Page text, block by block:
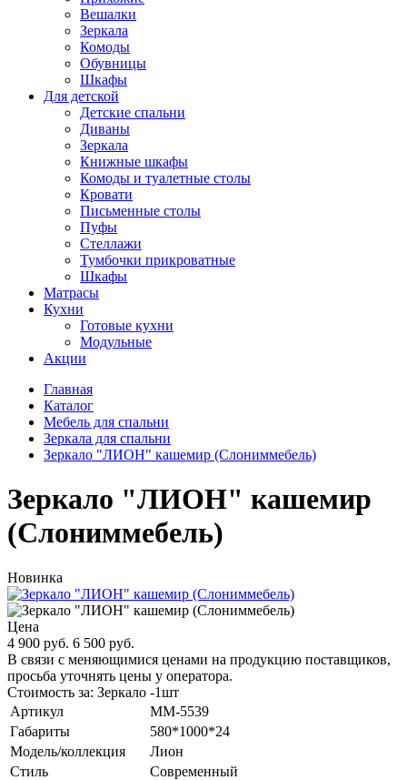
Вешалки
Зеркала
Комоды
Обувницы
Шкафы
Для детской
Детские спальни
Диваны
Зеркала
Книжные шкафы
Комоды и туалетные столы
Кровати
Письменные столы
Пуфы
Стеллажи
Тумбочки прикроватные
Шкафы
Матрасы
Кухни
Готовые кухни
Модульные
Акции
Главная
Каталог
Мебель для спальни
Зеркала для спальни
Зеркало "ЛИОН" кашемир (Слониммебель)
Зеркало "ЛИОН" кашемир
(Слониммебель)
Новинка
Цена
4 900 руб. 6 500 руб.
В связи с меняющимися ценами на продукцию поставщиков,
просьба уточнять цены у оператора.
Стоимость за: Зеркало -1шт
Артикул
MM-5539
Габариты
580*1000*24
Модель/коллекция
Лион
Стиль
Современный